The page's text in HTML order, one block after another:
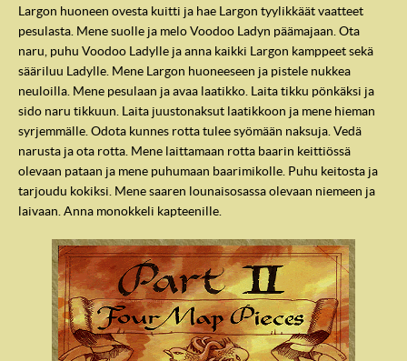
Largon huoneen ovesta kuitti ja hae Largon tyylikkäät vaatteet
pesulasta. Mene suolle ja melo Voodoo Ladyn päämajaan. Ota
naru, puhu Voodoo Ladylle ja anna kaikki Largon kamppeet sekä
sääriluu Ladylle. Mene Largon huoneeseen ja pistele nukkea
neuloilla. Mene pesulaan ja avaa laatikko. Laita tikku pönkäksi ja
sido naru tikkuun. Laita juustonaksut laatikkoon ja mene hieman
syrjemmälle. Odota kunnes rotta tulee syömään naksuja. Vedä
narusta ja ota rotta. Mene laittamaan rotta baarin keittiössä
olevaan pataan ja mene puhumaan baarimikolle. Puhu keitosta ja
tarjoudu kokiksi. Mene saaren lounaisosassa olevaan niemeen ja
laivaan. Anna monokkeli kapteenille.